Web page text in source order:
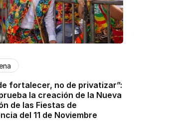
fortalecer, no de privatizar”:
la creación de la Nueva
de las Fiestas de
del 11 de Noviembre